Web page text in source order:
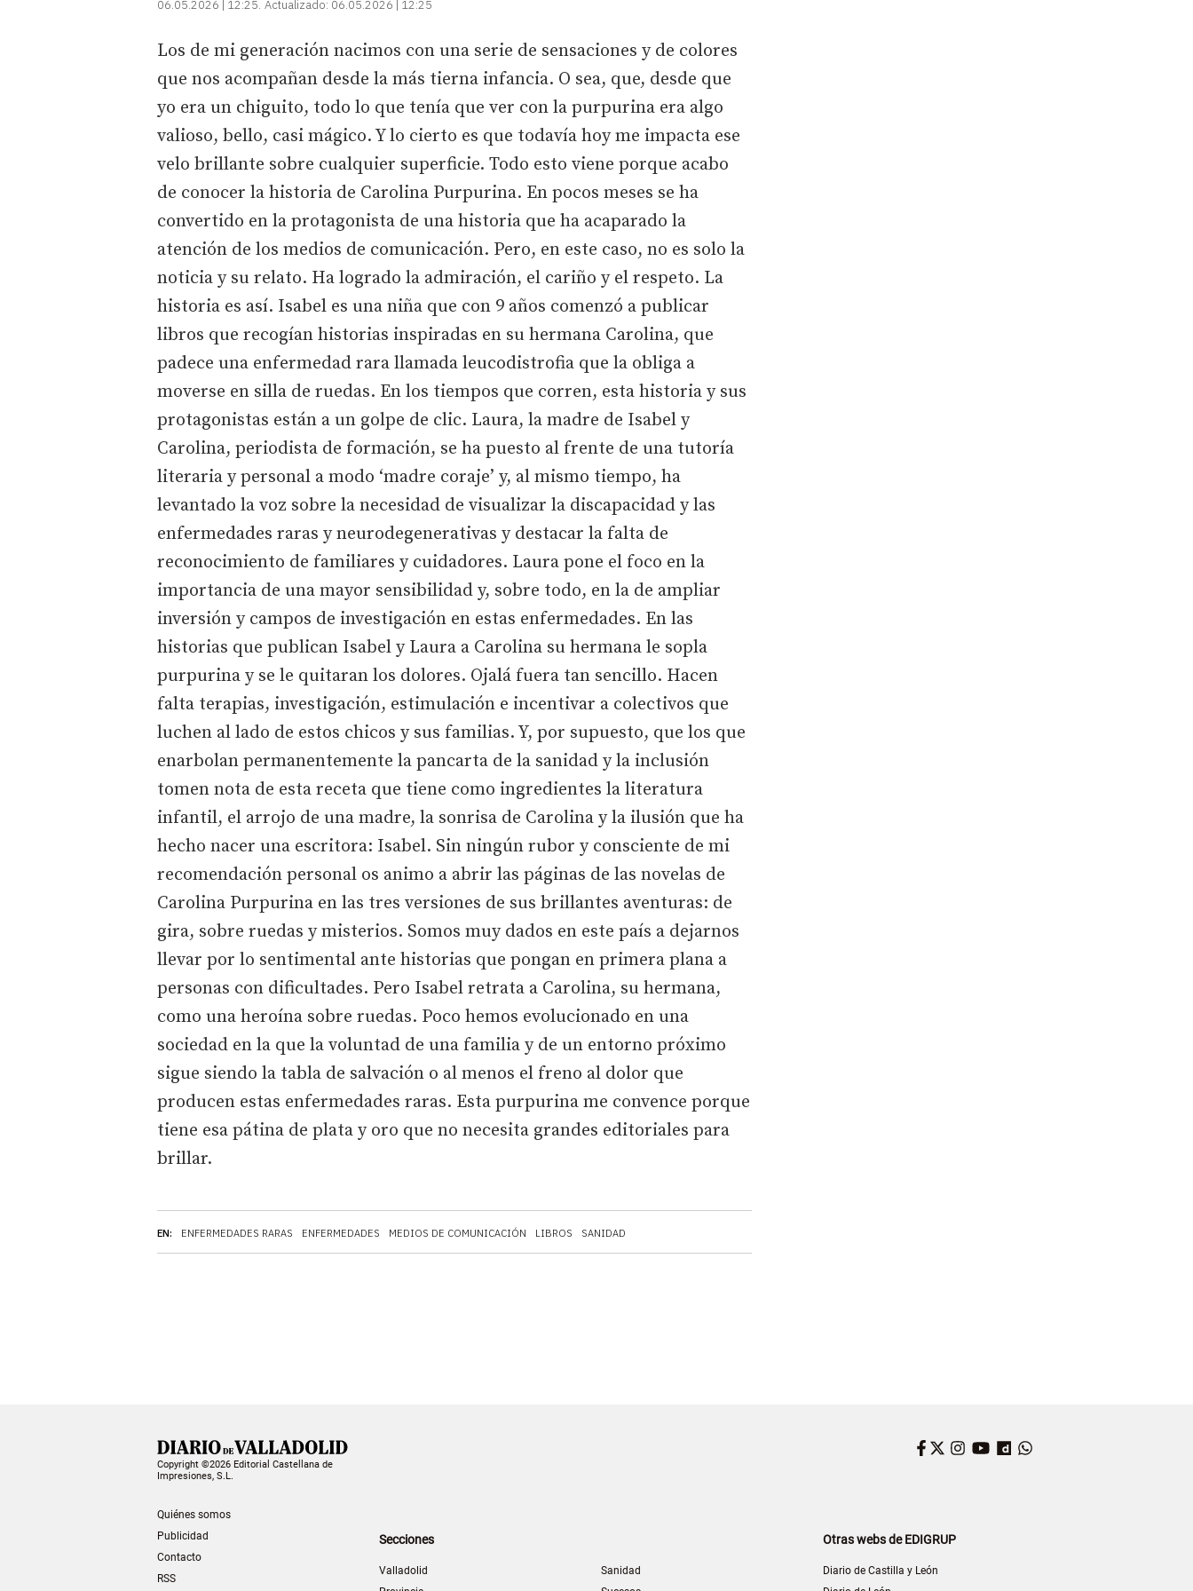
06.05.2026 | 12:25 Actualizado: 06.05.2026 | 12:25
EN: ENFERMEDADES RARAS ENFERMEDADES MEDIOS DE COMUNICACIÓN LIBROS SANIDAD
Los de mi generación nacimos con una serie de sensaciones y de colores
que nos acompañan desde la más tierna infancia. O sea, que, desde que
yo era un chiguito, todo lo que tenía que ver con la purpurina era algo
valioso, bello, casi mágico. Y lo cierto es que todavía hoy me impacta ese
velo brillante sobre cualquier superficie. Todo esto viene porque acabo
de conocer la historia de Carolina Purpurina. En pocos meses se ha
convertido en la protagonista de una historia que ha acaparado la
atención de los medios de comunicación. Pero, en este caso, no es solo la
noticia y su relato. Ha logrado la admiración, el cariño y el respeto. La
historia es así. Isabel es una niña que con 9 años comenzó a publicar
libros que recogían historias inspiradas en su hermana Carolina, que
padece una enfermedad rara llamada leucodistrofia que la obliga a
moverse en silla de ruedas. En los tiempos que corren, esta historia y sus
protagonistas están a un golpe de clic. Laura, la madre de Isabel y
Carolina, periodista de formación, se ha puesto al frente de una tutoría
literaria y personal a modo ‘madre coraje’ y, al mismo tiempo, ha
levantado la voz sobre la necesidad de visualizar la discapacidad y las
enfermedades raras y neurodegenerativas y destacar la falta de
reconocimiento de familiares y cuidadores. Laura pone el foco en la
importancia de una mayor sensibilidad y, sobre todo, en la de ampliar
inversión y campos de investigación en estas enfermedades. En las
historias que publican Isabel y Laura a Carolina su hermana le sopla
purpurina y se le quitaran los dolores. Ojalá fuera tan sencillo. Hacen
falta terapias, investigación, estimulación e incentivar a colectivos que
luchen al lado de estos chicos y sus familias. Y, por supuesto, que los que
enarbolan permanentemente la pancarta de la sanidad y la inclusión
tomen nota de esta receta que tiene como ingredientes la literatura
infantil, el arrojo de una madre, la sonrisa de Carolina y la ilusión que ha
hecho nacer una escritora: Isabel. Sin ningún rubor y consciente de mi
recomendación personal os animo a abrir las páginas de las novelas de
Carolina Purpurina en las tres versiones de sus brillantes aventuras: de
gira, sobre ruedas y misterios. Somos muy dados en este país a dejarnos
llevar por lo sentimental ante historias que pongan en primera plana a
personas con dificultades. Pero Isabel retrata a Carolina, su hermana,
como una heroína sobre ruedas. Poco hemos evolucionado en una
sociedad en la que la voluntad de una familia y de un entorno próximo
sigue siendo la tabla de salvación o al menos el freno al dolor que
producen estas enfermedades raras. Esta purpurina me convence porque
tiene esa pátina de plata y oro que no necesita grandes editoriales para
brillar.
Copyright ©2026 Editorial Castellana de
Impresiones, S.L.
Quiénes somos
Publicidad
Contacto
RSS
Facebook
Twitter
Instagram
YouTube
Dailymotion
Secciones
Valladolid
Sanidad
Otras webs de EDIGRUP
Diario de Castilla y León